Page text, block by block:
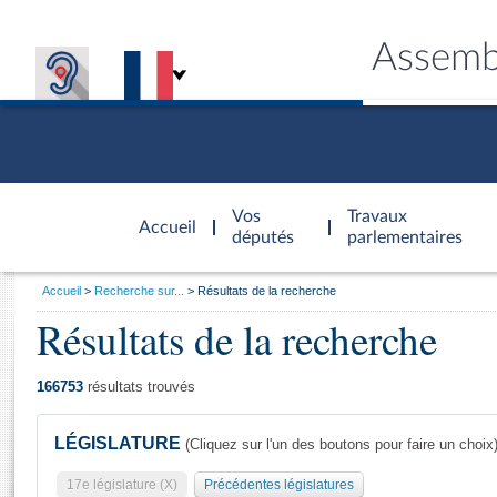
Accueil
d'accueil
Vos
députés
Travaux
parlementaires
Général
Vous
Accueil Recherche sur... Résultats de la recherche
Résultats de la recherche
166753 résultats trouvés
LÉGISLATURE (Cliquez sur l'un des boutons pour faire un choix)
17e législature (X) Précédentes législatures